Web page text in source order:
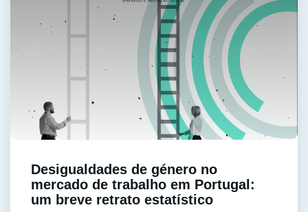
Desigualdades de género no
mercado de trabalho em Portugal:
um breve retrato estatístico